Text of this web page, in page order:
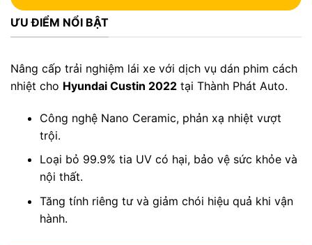
ƯU ĐIỂM NỔI BẬT
Nâng cấp trải nghiệm lái xe với dịch vụ dán phim cách
nhiệt cho Hyundai Custin 2022 tại Thành Phát Auto.
Công nghệ Nano Ceramic, phản xạ nhiệt vượt
trội.
Loại bỏ 99.9% tia UV có hại, bảo vệ sức khỏe và
nội thất.
Tăng tính riêng tư và giảm chói hiệu quả khi vận
hành.